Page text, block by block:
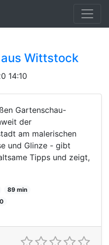
Wittstock
14:10
Gartenschau-
der
am malerischen
und Glinze - gibt
Tipps und zeigt,
89 min